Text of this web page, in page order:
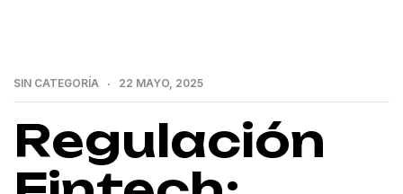
SIN CATEGORÍA 22 MAYO, 2025
Regulación